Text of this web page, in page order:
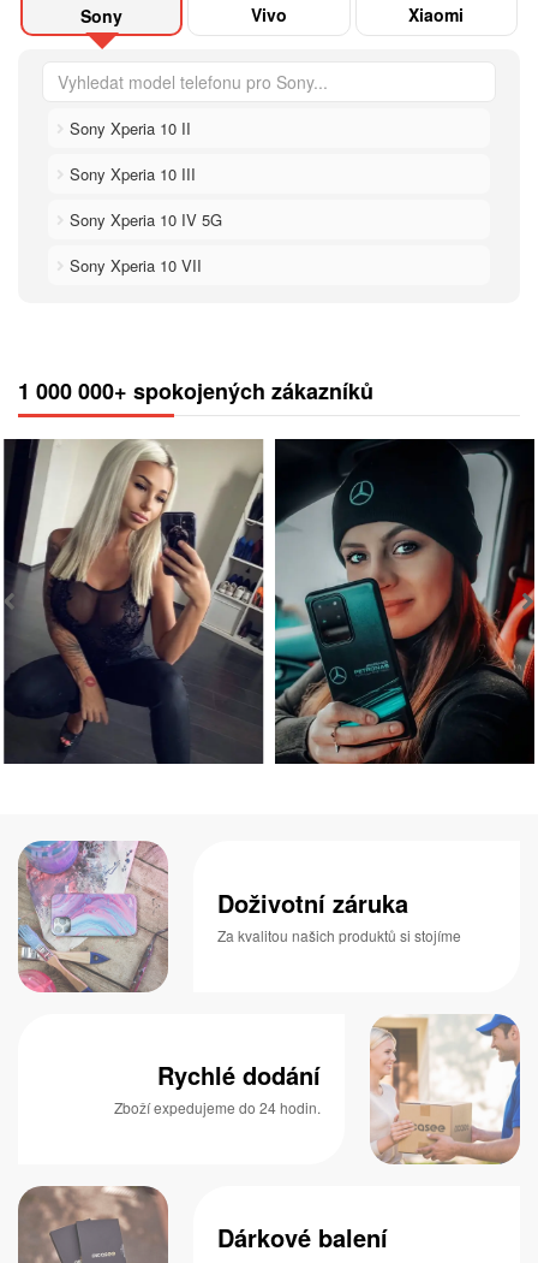
Sony Vivo Xiaomi
Sony Xperia 10 II
Sony Xperia 10 III
Sony Xperia 10 IV 5G
Sony Xperia 10 VII
1 000 000+ spokojených zákazníků
Doživotní záruka
Za kvalitou našich produktů si stojíme
Rychlé dodání
Zboží expedujeme do 24 hodin.
Dárkové balení